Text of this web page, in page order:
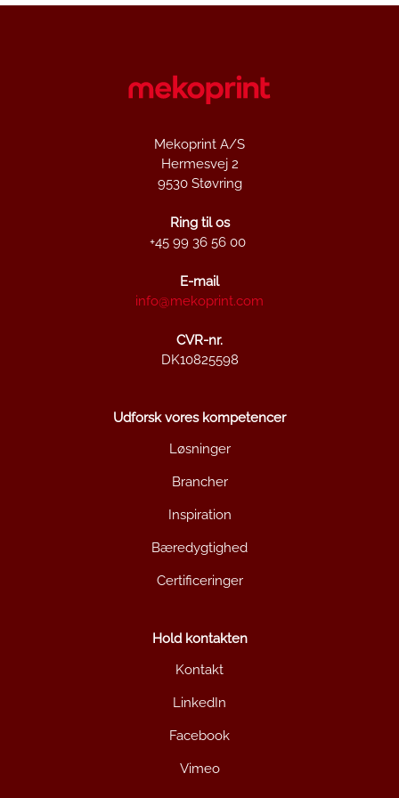
Mekoprint A/S
Hermesvej 2
9530 Støvring
Ring til os
+45 99 36 56 00
E-mail
info@mekoprint.com
CVR-nr.
DK10825598
Udforsk vores kompetencer
Løsninger
Brancher
Inspiration
Bæredygtighed
Certificeringer
Hold kontakten
Kontakt
LinkedIn
Facebook
Vimeo